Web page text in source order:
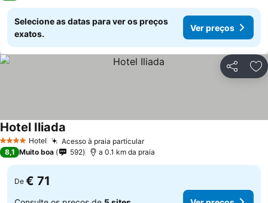
Selecione as datas para ver os preços
exatos.
Ver preços
Partilhar
4 EstrelasHotel Acesso à praia particularVer preços
Hotel Iliada
8,1 Muito boa 592 a 0.1 km da praia
De € 71